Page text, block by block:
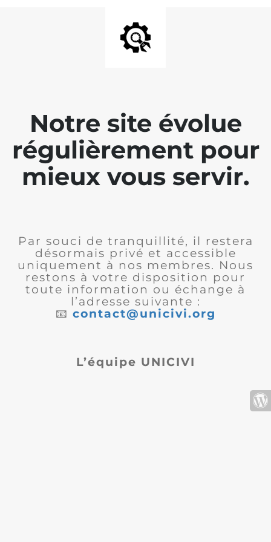
Notre site évolue
régulièrement pour
mieux vous servir.
Par souci de tranquillité, il restera
désormais privé et accessible
uniquement à nos membres. Nous
restons à votre disposition pour
toute information ou échange à
l’adresse suivante :
📧 contact@unicivi.org
L’équipe UNICIVI